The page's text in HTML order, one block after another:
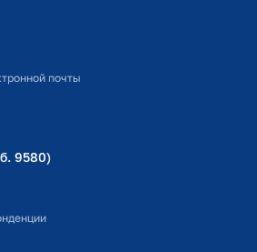
РФ
высшего образования РФ
почты
9580)